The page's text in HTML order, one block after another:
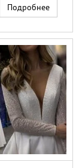
Подробнее